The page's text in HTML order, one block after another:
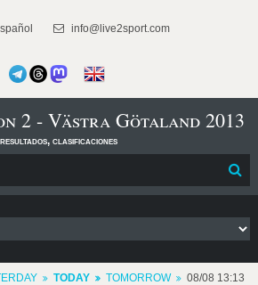
info@live2sport.com
2 - Västra Götaland 2013
resultados, clasificaciones
TODAY TOMORROW 08/08 13:13